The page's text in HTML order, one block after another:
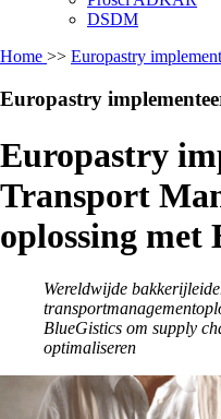
DSDM
Home >> Europastry
Europastry
Europastry
Transport
oplossing met
Wereldwijde
BlueGistics om supply
optimaliseren